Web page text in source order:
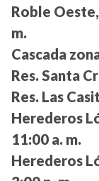
Roble
m.
Cascada
Res. Santa
Res. Las
Herederos
11:00 a. m.
Herederos